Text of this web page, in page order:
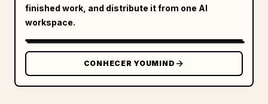
finished work, and distribute it from one AI
workspace.
CONHECER YOUMIND